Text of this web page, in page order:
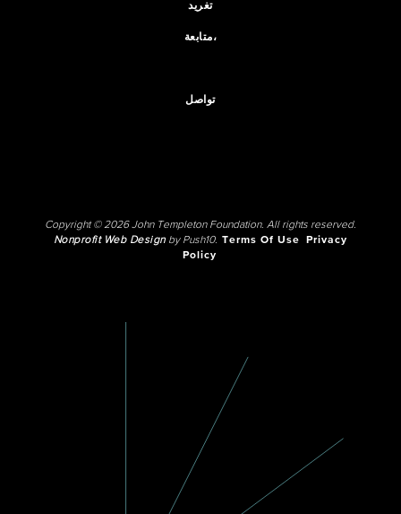
تغريد
متابعة،
تواصل
Copyright © 2026 John Templeton Foundation. All rights reserved.
Nonprofit Web Designby Push10. Terms Of Use
Privacy
Policy